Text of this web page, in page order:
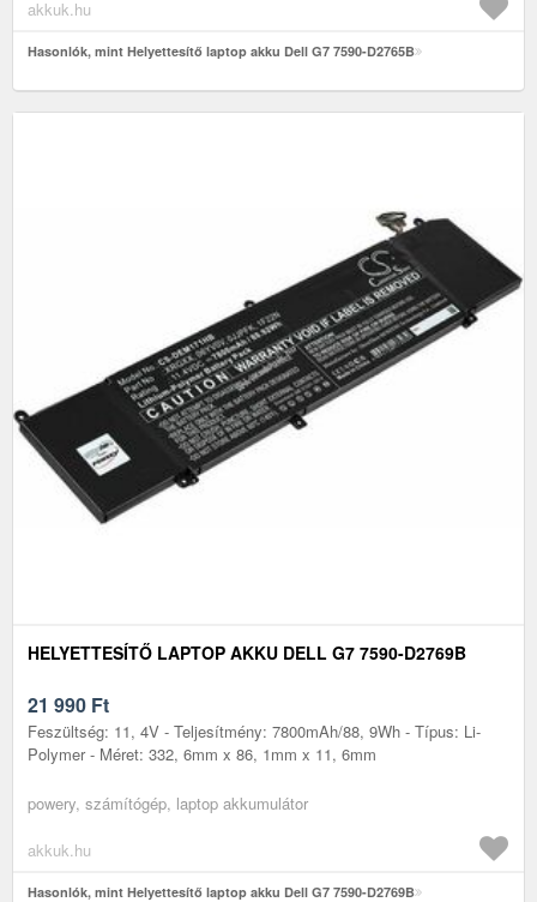
akkuk.hu
Hasonlók, mint Helyettesítő laptop akku Dell G7 7590-D2765B
HELYETTESÍTŐ LAPTOP AKKU DELL G7 7590-D2769B
21 990 Ft
Feszültség: 11, 4V - Teljesítmény: 7800mAh/88, 9Wh - Típus: Li-
Polymer - Méret: 332, 6mm x 86, 1mm x 11, 6mm
powery, számítógép, laptop akkumulátor
akkuk.hu
Hasonlók, mint Helyettesítő laptop akku Dell G7 7590-D2769B